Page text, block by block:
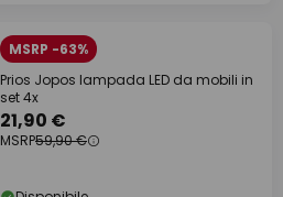
MSRP -63%
Prios Jopos lampada LED da mobili in
set 4x
21,90 €
MSRP59,90 €